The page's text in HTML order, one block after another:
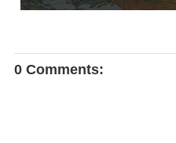
0 Comments: